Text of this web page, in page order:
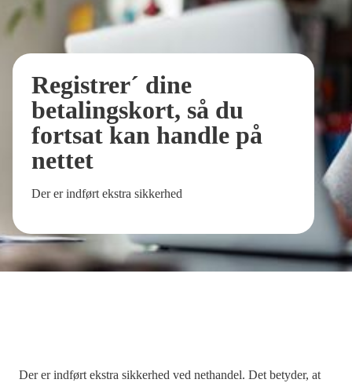
Registrer´ dine
betalingskort, så du
fortsat kan handle på
nettet
Der er indført ekstra sikkerhed
Der er indført ekstra sikkerhed ved nethandel. Det betyder, at